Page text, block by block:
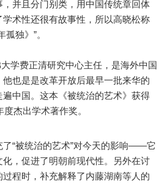
并且分门别类，用中国传统章回体
术性还很有故事性，所以高晓松称
独》”。
学费正清研究中心主任，是海外中国
也是是改革开放后最早一批来华的
中国。这本《被统治的艺术》获得
了“被统治的艺术”对今天的影响——它
，促进了明朝前现代性。另外在讨
程时，补充解释了内藤湖南等人的